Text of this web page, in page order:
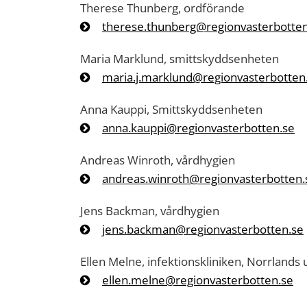
Therese Thunberg, ordförande
Maria Marklund, smittskyddsenheten
Anna Kauppi, Smittskyddsenheten
anna.kauppi@regionvasterbotten.se
Andreas Winroth, vårdhygien
Jens Backman, vårdhygien
jens.backman@regionvasterbotten.se
Ellen Melne, infektionskliniken, Norrlands
ellen.melne@regionvasterbotten.se